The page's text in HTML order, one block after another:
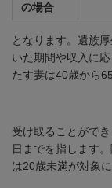
の場合
となります。遺族
いた期間や収入に
たす妻は40歳から
受け取ることがで
日までを指します
は20歳未満が対象に